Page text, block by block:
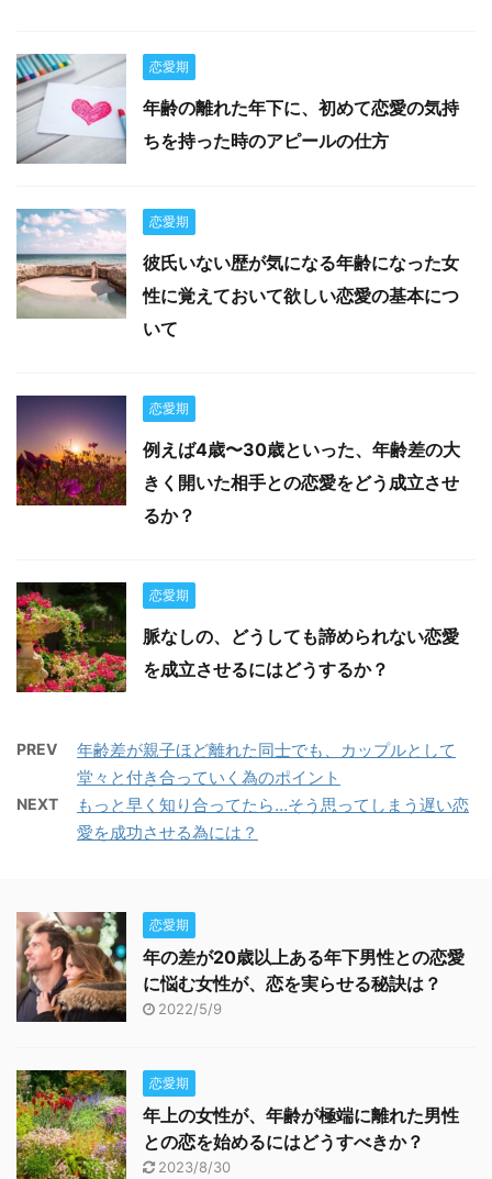
恋愛期
年齢の離れた年下に、初めて恋愛の気持
ちを持った時のアピールの仕方
恋愛期
彼氏いない歴が気になる年齢になった女
性に覚えておいて欲しい恋愛の基本につ
いて
恋愛期
例えば4歳〜30歳といった、年齢差の大
きく開いた相手との恋愛をどう成立させ
るか？
恋愛期
脈なしの、どうしても諦められない恋愛
を成立させるにはどうするか？
PREV
年齢差が親子ほど離れた同士でも、カップルとして
堂々と付き合っていく為のポイント
NEXT
もっと早く知り合ってたら…そう思ってしまう遅い恋
愛を成功させる為には？
恋愛期
年の差が20歳以上ある年下男性との恋愛
に悩む女性が、恋を実らせる秘訣は？
2022/5/9
恋愛期
年上の女性が、年齢が極端に離れた男性
との恋を始めるにはどうすべきか？
2023/8/30